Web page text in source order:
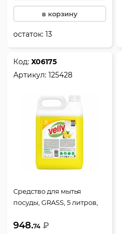
в корзину
остаток:13
Код:Х06175
Артикул:125428
Средство для мытья
посуды, GRASS, 5 литров,
948.74 ₽